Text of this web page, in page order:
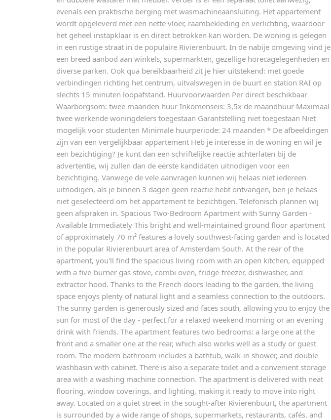
evenals een praktische berging met wasmachineaansluiting. Het appartement
wordt opgeleverd met een nette vloer, raambekleding en verlichting, waardoor
het geheel instapklaar is en direct betrokken kan worden. De woning is gelegen
in een rustige straat in de populaire Rivierenbuurt. In de nabije omgeving vind je
een breed aanbod aan winkels, supermarkten, gezellige horecagelegenheden en
diverse parken. Ook qua bereikbaarheid zit je hier uitstekend: met goede
verbindingen richting het centrum, uitvalswegen in de buurt en station RAI op
slechts 15 minuten loopafstand. Huurvoorwaarden Per direct beschikbaar
Waarborgsom: twee maanden huur Inkomenseis: 3,5x de maandhuur Maximaal
twee werkende woningdelers toegestaan Garantstelling niet toegestaan Niet
mogelijk voor studenten Minimale huurperiode: 24 maanden * De afbeeldingen
zijn van een vergelijkbaar appartement Heb je interesse in de woning en wil je
een bezichtiging? Je kunt dan een schriftelijke reactie achterlaten bij de
advertentie, wij zullen dan de eerste kandidaten uitnodigen voor een
bezichtiging. Vanwege de vele aanvragen kunnen wij helaas niet iedereen
uitnodigen, als je binnen 3 dagen geen reactie hebt ontvangen, ben je helaas
niet geselecteerd om het appartement te bezichtigen. Telefonisch plannen wij
geen afspraken in. Spacious Two-Bedroom Apartment with Sunny Garden -
Available Immediately This bright and well-maintained ground floor apartment
of approximately 70 m² features a lovely southwest-facing garden and is located
in the popular Rivierenbuurt area of Amsterdam South. At the rear of the
apartment, you'll find the spacious living room with an open kitchen, equipped
with a five-burner gas stove, combi oven, fridge-freezer, dishwasher, and
extractor hood. Thanks to the French doors leading to the garden, the living
space enjoys plenty of natural light and a seamless connection to the outdoors.
The sunny garden is generously sized and faces south, allowing you to enjoy the
sun for most of the day - perfect for a relaxed weekend morning or an evening
drink with friends. The apartment features two bedrooms: a large one at the
front and a smaller one at the rear, which also works well as a study or guest
room. The modern bathroom includes a bathtub, walk-in shower, and double
washbasin with cabinet. There is also a separate toilet and a convenient storage
area with a washing machine connection. The apartment is delivered with neat
flooring, window coverings, and lighting, making it ready to move into right
away. Located on a quiet street in the sought-after Rivierenbuurt, the apartment
is surrounded by a wide range of shops, supermarkets, restaurants, cafés, and